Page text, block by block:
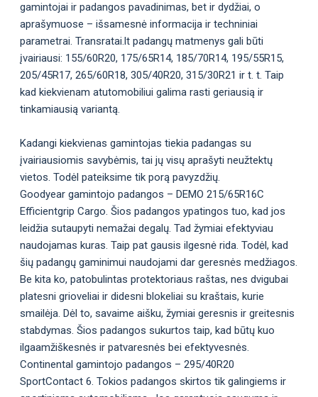
gamintojai ir padangos pavadinimas, bet ir dydžiai, o
aprašymuose – išsamesnė informacija ir techniniai
parametrai. Transratai.lt padangų matmenys gali būti
įvairiausi: 155/60R20, 175/65R14, 185/70R14, 195/55R15,
205/45R17, 265/60R18, 305/40R20, 315/30R21 ir t. t. Taip
kad kiekvienam atutomobiliui galima rasti geriausią ir
tinkamiausią variantą.
Kadangi kiekvienas gamintojas tiekia padangas su
įvairiausiomis savybėmis, tai jų visų aprašyti neužtektų
vietos. Todėl pateiksime tik porą pavyzdžių.
Goodyear gamintojo padangos – DEMO 215/65R16C
Efficientgrip Cargo. Šios padangos ypatingos tuo, kad jos
leidžia sutaupyti nemažai degalų. Tad žymiai efektyviau
naudojamas kuras. Taip pat gausis ilgesnė rida. Todėl, kad
šių padangų gaminimui naudojami dar geresnės medžiagos.
Be kita ko, patobulintas protektoriaus raštas, nes dvigubai
platesni grioveliai ir didesni blokeliai su kraštais, kurie
smailėja. Dėl to, savaime aišku, žymiai geresnis ir greitesnis
stabdymas. Šios padangos sukurtos taip, kad būtų kuo
ilgaamžiškesnės ir patvaresnės bei efektyvesnės.
Continental gamintojo padangos – 295/40R20
SportContact 6. Tokios padangos skirtos tik galingiems ir